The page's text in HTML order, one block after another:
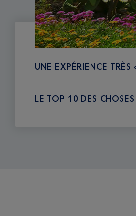
UNE EXPÉRIENCE TRÈS
LE TOP 10 DES